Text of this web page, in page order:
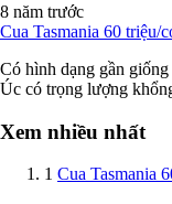
8 năm trước
Cua Tasmania 60 triệu/
Có hình dạng gần
Úc có trọng lượng
Xem nhiều nhất
1 Cua Tasmania